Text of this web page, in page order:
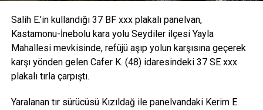
Salih E.’in kullandığı 37 BF xxx plakalı panelvan,
Kastamonu-İnebolu kara yolu Seydiler ilçesi Yayla
Mahallesi mevkisinde, refüjü aşıp yolun karşısına geçerek
karşı yönden gelen Cafer K. (48) idaresindeki 37 SE xxx
plakalı tırla çarpıştı.
Yaralanan tır sürücüsü Kızıldağ ile panelvandaki Kerim E.